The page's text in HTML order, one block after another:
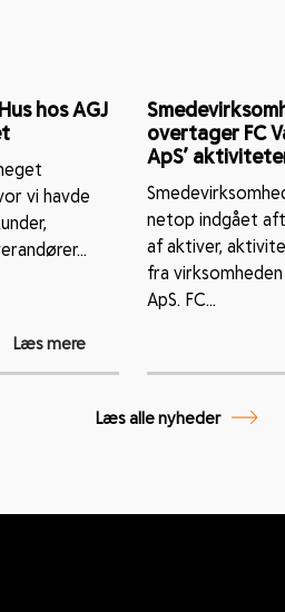
hos AGJ
vi havde
Læs mere
overtager FC
ApS’
netop indgået
af aktiver,
fra
ApS. FC...
Læs alle nyheder